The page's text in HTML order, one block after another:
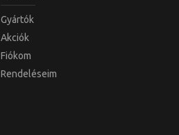
Gyártók
Akciók
Fiókom
Rendeléseim